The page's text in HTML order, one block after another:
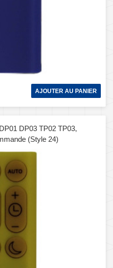
AJOUTER AU PANIER
DP03 TP02 TP03,
(Style 24)